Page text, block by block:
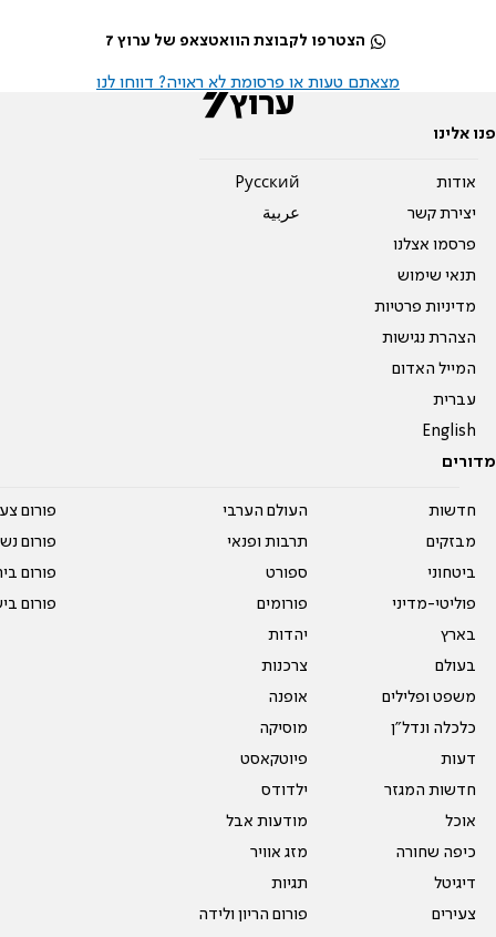
הצטרפו לקבוצת הוואטצאפ של ערוץ 7
מצאתם טעות או פרסומת לא ראויה? דווחו לנו
פנו אלינו
אודות
יצירת קשר
פרסמו אצלנו
תנאי שימוש
מדיניות פרטיות
הצהרת נגישות
המייל האדום
עברית
English
Pусский
عربية
מדורים
חדשות
מבזקים
ביטחוני
פוליטי-מדיני
בארץ
בעולם
משפט ופלילים
כלכלה ונדל"ן
דעות
חדשות המגזר
אוכל
כיפה שחורה
דיגיטל
צעירים
העולם הערבי
תרבות ופנאי
ספורט
פורומים
יהדות
צרכנות
אופנה
מוסיקה
פיוטקאסט
ילדודס
מודעות אבל
מזג אוויר
תגיות
פורום הריון ולידה
פורום
פורום
פורום
פורום